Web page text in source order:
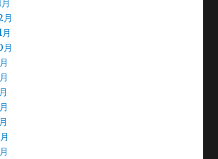
月
月